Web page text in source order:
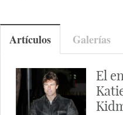
Artículos Galerías
El